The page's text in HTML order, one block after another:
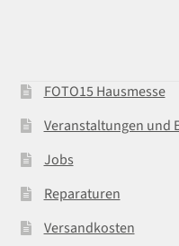
FOTO15 Hausmesse
Veranstaltungen und
Jobs
Reparaturen
Versandkosten